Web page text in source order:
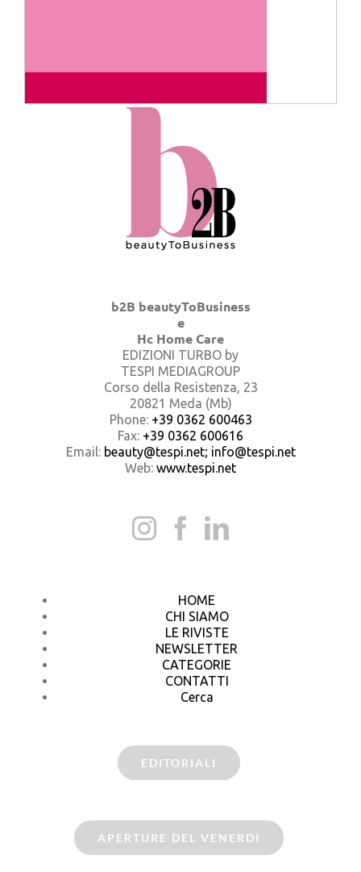
b2B beautyToBusiness
e
Hc Home Care
EDIZIONI TURBO by
TESPI MEDIAGROUP
Corso della Resistenza, 23
20821 Meda (Mb)
Phone: +39 0362 600463
Fax: +39 0362 600616
Email: beauty@tespi.net; info@tespi.net
Web: www.tespi.net
HOME
CHI SIAMO
LE RIVISTE
NEWSLETTER
CATEGORIE
CONTATTI
Cerca
EDITORIALI
APERTURE DEL VENERDI